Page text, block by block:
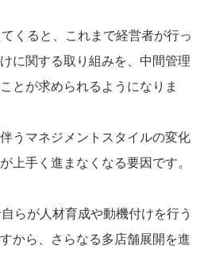
くると、これまで経営者が行っ
に関する取り組みを、中間管理
とが求められるようになりま
うマネジメントスタイルの変化
上手く進まなくなる要因です。
らが人材育成や動機付けを行う
から、さらなる多店舗展開を進